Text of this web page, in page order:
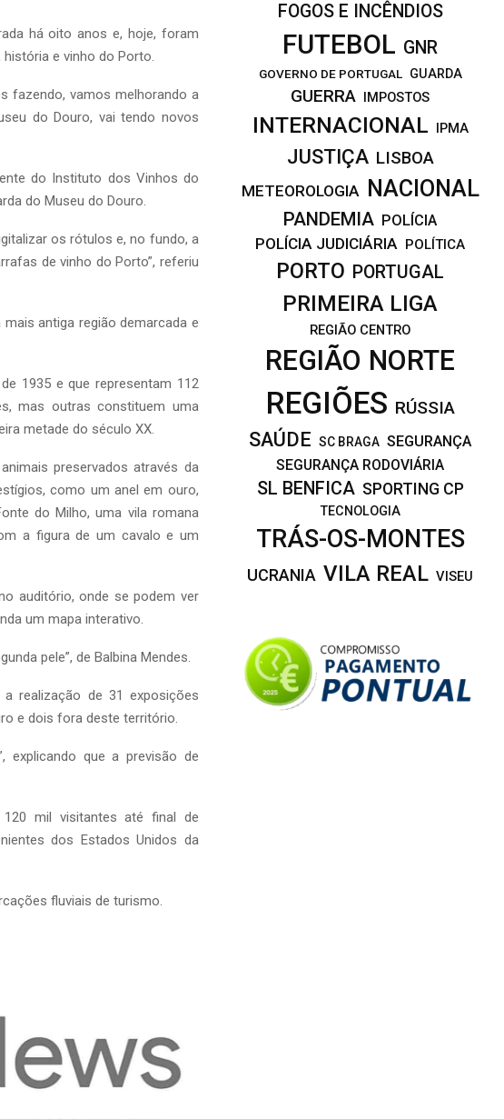
há oito anos e, hoje, foram
e vinho do Porto.
fazendo, vamos melhorando a
do Douro, vai tendo novos
do Instituto dos Vinhos do
do Museu do Douro.
os rótulos e, no fundo, a
de vinho do Porto”, referiu
antiga região demarcada e
1935 e que representam 112
mas outras constituem uma
metade do século XX.
preservados através da
como um anel em ouro,
do Milho, uma vila romana
a figura de um cavalo e um
auditório, onde se podem ver
um mapa interativo.
pele”, de Balbina Mendes.
a realização de 31 exposições
e dois fora deste território.
explicando que a previsão de
mil visitantes até final de
dos Estados Unidos da
fluviais de turismo.
FOGOS E INCÊNDIOS
FUTEBOL GNR
GOVERNO DE PORTUGAL GUARDA
GUERRA IMPOSTOS
INTERNACIONAL IPMA
JUSTIÇA LISBOA
METEOROLOGIA NACIONAL
PANDEMIA POLÍCIA
POLÍCIA JUDICIÁRIA POLÍTICA
PORTO PORTUGAL
PRIMEIRA LIGA
REGIÃO CENTRO
REGIÃO NORTE
REGIÕES RÚSSIA
SAÚDE SC BRAGA SEGURANÇA
SEGURANÇA RODOVIÁRIA
SL BENFICA SPORTING CP
TECNOLOGIA
TRÁS-OS-MONTES
UCRANIA VILA REAL VISEU